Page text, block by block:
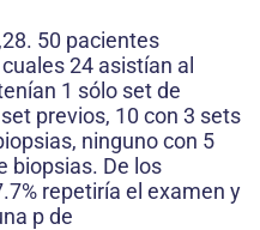
50 pacientes
24 asistían al
1 sólo set de
previos, 10 con 3 sets
ninguno con 5
biopsias. De los
repetiría el examen y
p de